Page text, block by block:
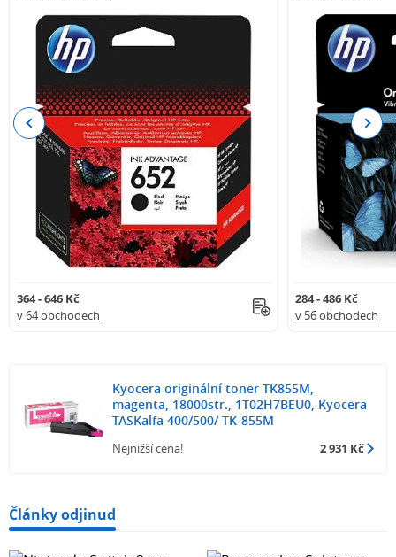
364 - 646 Kč
v 64 obchodech
284 - 486 Kč
v 56 obchodech
Previous Next
Kyocera originální toner TK855M,
magenta, 18000str., 1T02H7BEU0, Kyocera
TASKalfa 400/500/ TK-855M
Nejnižší cena! 2 931 Kč
Články odjinud